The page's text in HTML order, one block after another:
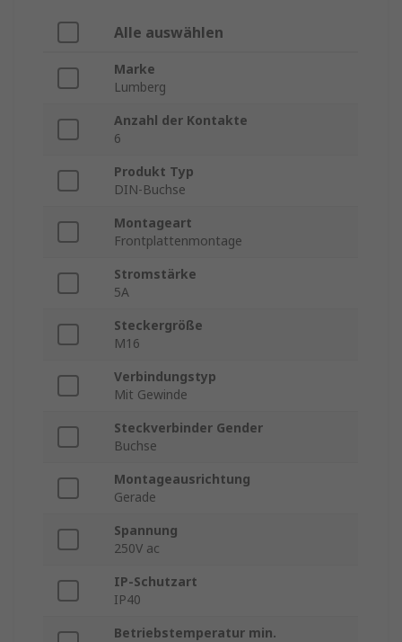
Alle auswählen
Marke
Lumberg
Anzahl der Kontakte
6
Produkt Typ
DIN-Buchse
Montageart
Frontplattenmontage
Stromstärke
5A
Steckergröße
M16
Verbindungstyp
Mit Gewinde
Steckverbinder Gender
Buchse
Montageausrichtung
Gerade
Spannung
250V ac
IP-Schutzart
IP40
Betriebstemperatur min.